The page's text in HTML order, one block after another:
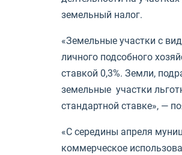
земельный налог.
«Земельные участки с
личного подсобного
ставкой 0,3%. Земли,
земельные участки
стандартной ставке», —
«С середины апреля
коммерческое